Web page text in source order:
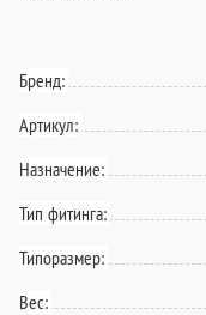
Бренд:
Артикул:
Назначение:
Тип фитинга:
Типоразмер:
Вес: